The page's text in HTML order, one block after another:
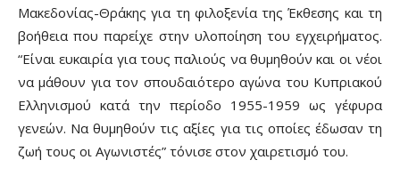
Μακεδονίας-Θράκης για τη φιλοξενία της Έκθεσης και τη
βοήθεια που παρείχε στην υλοποίηση του εγχειρήματος.
“Είναι ευκαιρία για τους παλιούς να θυμηθούν και οι νέοι
να μάθουν για τον σπουδαιότερο αγώνα του Κυπριακού
Ελληνισμού κατά την περίοδο 1955-1959 ως γέφυρα
γενεών. Να θυμηθούν τις αξίες για τις οποίες έδωσαν τη
ζωή τους οι Αγωνιστές” τόνισε στον χαιρετισμό του.